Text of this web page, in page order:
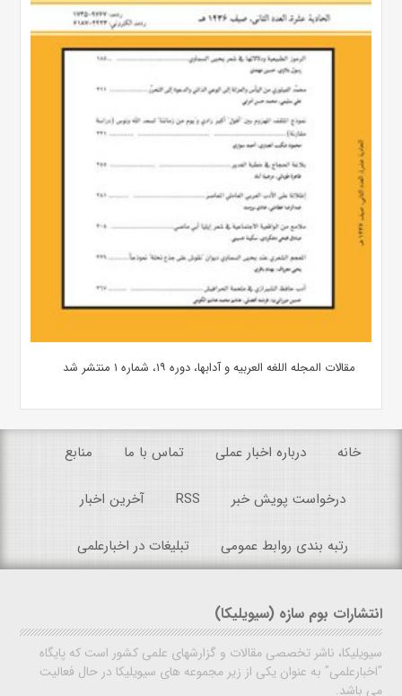
مقالات المجله اللغه العربیه و آدابها، دوره ۱۹، شماره ۱ منتشر شد
خانه درباره اخبار عملی تماس با ما منابع
درخواست پویش خبر RSS آخرین اخبار
رتبه بندی روابط عمومی تبلیغات در اخبارعلمی
انتشارات بوم سازه (سیویلیکا)
سیویلیکا، ناشر تخصصی مقالات و گزارشهای علمی کشور است که پایگاه
"اخبارعلمی" به عنوان یکی از زیر مجموعه های سیویلیکا در حال فعالیت
می باشد.